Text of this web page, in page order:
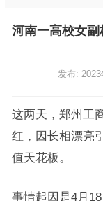
河南一高校女
发布: 2023
这两天，郑州工
红，因长相漂亮
值天花板。
事情起因是4月